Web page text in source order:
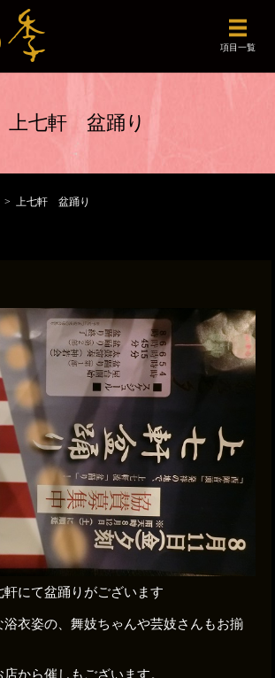
メニュ
項目一覧
上七軒 盆踊り
上七軒 盆踊り
軒にて盆踊りがございます
浴衣姿の、舞妓ちゃんや芸妓さんもお揃
店から催しもございます。